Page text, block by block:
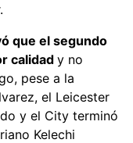
que el segundo
calidad y no
pese a la
el Leicester
y el City terminó
Kelechi